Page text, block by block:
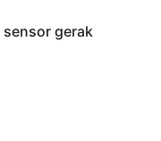
sensor gerak